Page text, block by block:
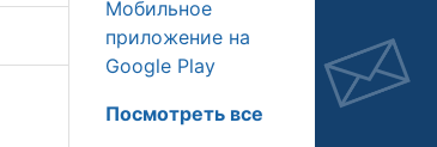
Мобильное
приложение на
Google Play
Посмотреть все